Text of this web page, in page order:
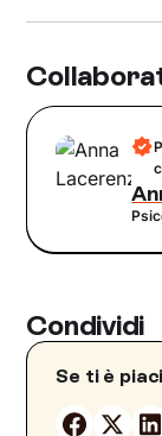
Condividi
Se ti è